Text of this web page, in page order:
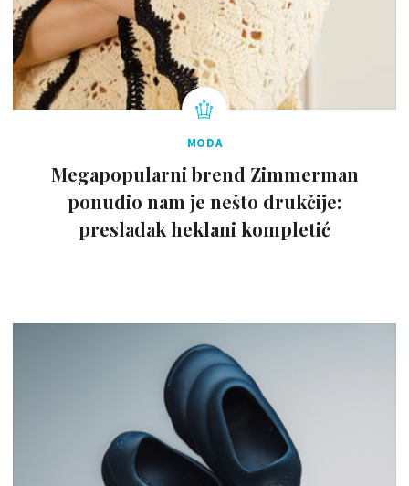
MODA
Megapopularni brend Zimmerman
ponudio nam je nešto drukčije:
presladak heklani kompletić